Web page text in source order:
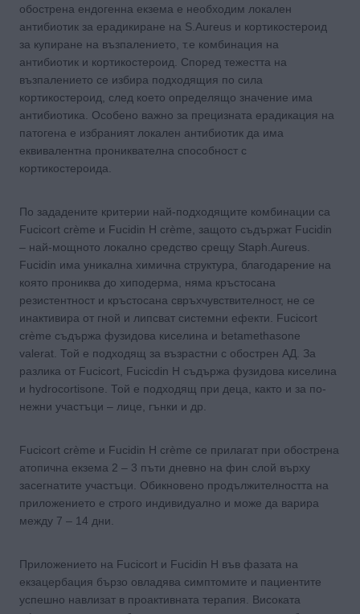
обострена ендогенна екзема е необходим локален
антибиотик за ерадикиране на S.Aureus и кортикостероид
за купиране на възпалението, т.е комбинация на
антибиотик и кортикостероид. Според тежестта на
възпалението се избира подходящия по сила
кортикостероид, след което определящо значение има
антибиотика. Особено важно за прецизната ерадикация на
патогена е избраният локален антибиотик да има
еквивалентна прониквателна способност с
кортикостероида.
По зададените критерии най-подходящите комбинации са
Fucicort crème и Fucidin H crème, защото съдържат Fucidin
– най-мощното локално средство срещу Staph.Aureus.
Fucidin има уникална химична структура, благодарение на
която прониква до хиподерма, няма кръстосана
резистентност и кръстосана свръхчувствителност, не се
инактивира от гной и липсват системни ефекти. Fucicort
crème съдържа фузидова киселина и betamethasone
valerat. Той е подходящ за възрастни с обострен АД. За
разлика от Fucicort, Fucicdin H съдържа фузидова киселина
и hydrocortisone. Той е подходящ при деца, както и за по-
нежни участъци – лице, гънки и др.
Fucicort crème и Fucidin H crème се прилагат при обострена
атопична екзема 2 – 3 пъти дневно на фин слой върху
засегнатите участъци. Обикновено продължителността на
приложението е строго индивидуално и може да варира
между 7 – 14 дни.
Приложението на Fucicort и Fucidin H във фазата на
екзацербация бързо овладява симптомите и пациентите
успешно навлизат в проактивната терапия. Високата